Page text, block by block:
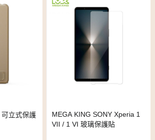
立式保護
MEGA KING SONY Xperia 1
VII / 1 VI 玻璃保護貼